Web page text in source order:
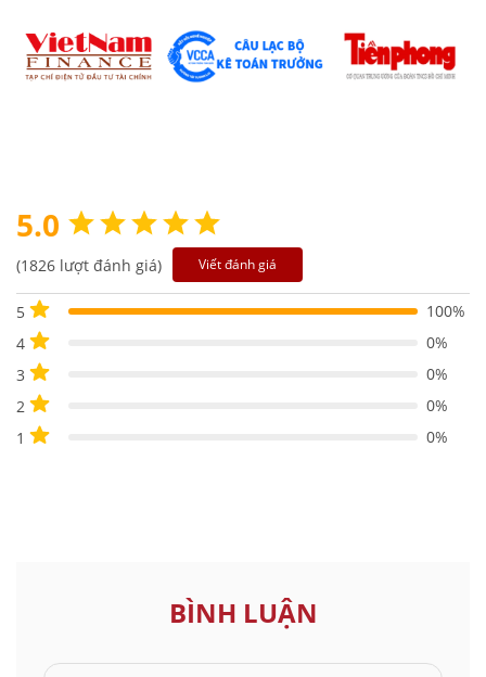
5.0
(1826 lượt đánh giá) Viết đánh giá
5
100%
4
0%
3
0%
2
0%
1
0%
BÌNH LUẬN